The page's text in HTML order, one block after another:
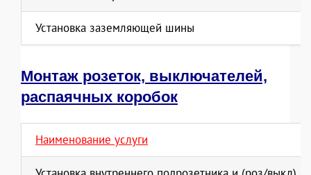
Установка заземляющей шины
Монтаж розеток, выключателей,
распаячных коробок
Наименование услуги